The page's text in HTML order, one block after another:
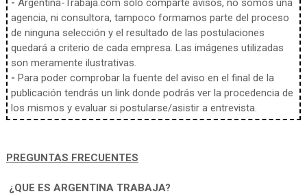
- Argentina-Trabaja.com solo comparte avisos, no somos una
agencia, ni consultora, tampoco formamos parte del proceso
de ninguna selección y el resultado de las postulaciones
quedará a criterio de cada empresa. Las imágenes utilizadas
son meramente ilustrativas.
- Para poder comprobar la fuente del aviso en el final de la
publicación tendrás un link donde podrás ver la procedencia de
los mismos y evaluar si postularse/asistir a entrevista.
PREGUNTAS FRECUENTES
¿QUE ES ARGENTINA TRABAJA?